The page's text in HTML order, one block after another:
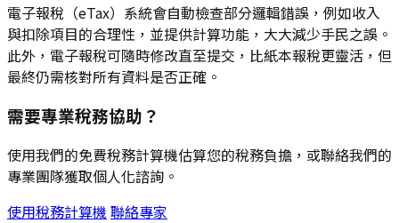
電子報稅（eTax）系統會自動檢查部分邏輯錯誤，例如收入
與扣除項目的合理性，並提供計算功能，大大減少手民之誤。
此外，電子報稅可隨時修改直至提交，比紙本報稅更靈活，但
最終仍需核對所有資料是否正確。
需要專業稅務協助？
使用我們的免費稅務計算機估算您的稅務負擔，或聯絡我們的
專業團隊獲取個人化諮詢。
使用稅務計算機 聯絡專家